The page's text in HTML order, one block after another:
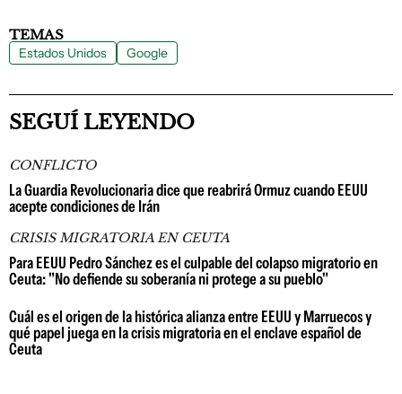
TEMAS
Estados Unidos Google
SEGUÍ LEYENDO
CONFLICTO
La Guardia Revolucionaria dice que reabrirá Ormuz cuando EEUU
acepte condiciones de Irán
CRISIS MIGRATORIA EN CEUTA
Para EEUU Pedro Sánchez es el culpable del colapso migratorio en
Ceuta: "No defiende su soberanía ni protege a su pueblo"
Cuál es el origen de la histórica alianza entre EEUU y Marruecos y
qué papel juega en la crisis migratoria en el enclave español de
Ceuta